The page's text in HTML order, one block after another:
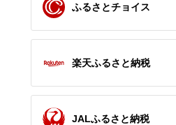
ふるさとチョイス
楽天ふるさと納税
JALふるさと納税